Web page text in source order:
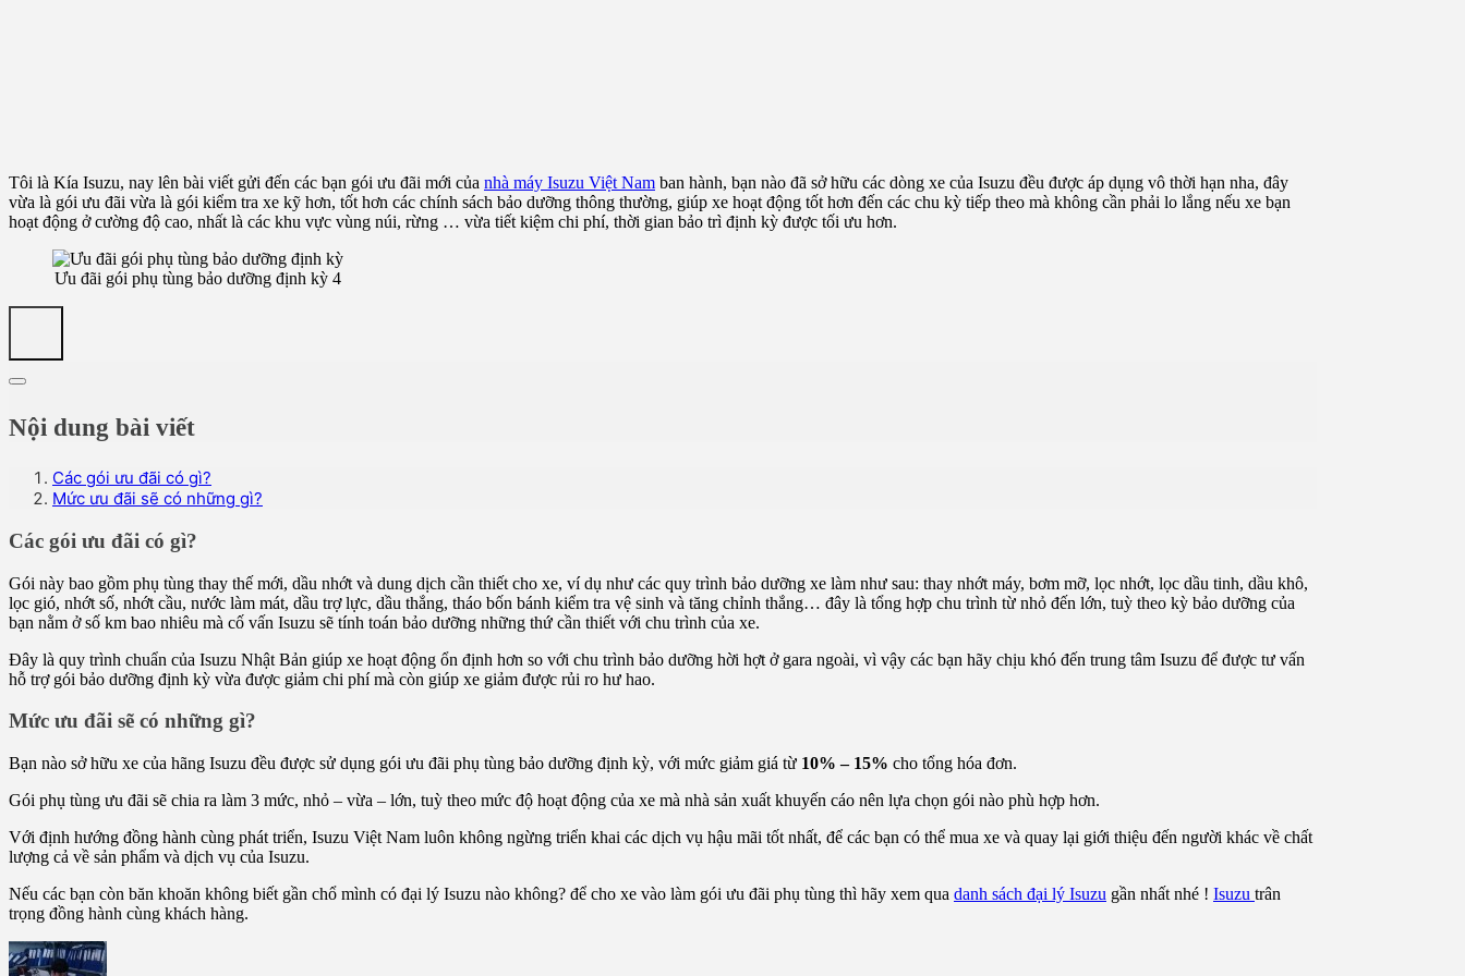
Tôi là Kía Isuzu, nay lên bài viết gửi đến các bạn gói ưu đãi mới của nhà máy Isuzu Việt Nam ban hành, bạn nào đã sở hữu các dòng xe của Isuzu đều được áp dụng vô thời hạn nha, đây
vừa là gói ưu đãi vừa là gói kiểm tra xe kỹ hơn, tốt hơn các chính sách bảo dưỡng thông thường, giúp xe hoạt động tốt hơn đến các chu kỳ tiếp theo mà không cần phải lo lắng nếu xe bạn
hoạt động ở cường độ cao, nhất là các khu vực vùng núi, rừng … vừa tiết kiệm chi phí, thời gian bảo trì định kỳ được tối ưu hơn.
Ưu đãi gói phụ tùng bảo dưỡng định kỳ 4
Nội dung bài viết
Các gói ưu đãi có gì?
Mức ưu đãi sẽ có những gì?
Các gói ưu đãi có gì?
Gói này bao gồm phụ tùng thay thế mới, dầu nhớt và dung dịch cần thiết cho xe, ví dụ như các quy trình bảo dưỡng xe làm như sau: thay nhớt máy, bơm mỡ, lọc nhớt, lọc dầu tinh, dầu khô,
lọc gió, nhớt số, nhớt cầu, nước làm mát, dầu trợ lực, dầu thắng, tháo bốn bánh kiểm tra vệ sinh và tăng chỉnh thắng… đây là tổng hợp chu trình từ nhỏ đến lớn, tuỳ theo kỳ bảo dưỡng của
bạn nằm ở số km bao nhiêu mà cố vấn Isuzu sẽ tính toán bảo dưỡng những thứ cần thiết với chu trình của xe.
Đây là quy trình chuẩn của Isuzu Nhật Bản giúp xe hoạt động ổn định hơn so với chu trình bảo dưỡng hời hợt ở gara ngoài, vì vậy các bạn hãy chịu khó đến trung tâm Isuzu để được tư vấn
hỗ trợ gói bảo dưỡng định kỳ vừa được giảm chi phí mà còn giúp xe giảm được rủi ro hư hao.
Mức ưu đãi sẽ có những gì?
Bạn nào sở hữu xe của hãng Isuzu đều được sử dụng gói ưu đãi phụ tùng bảo dưỡng định kỳ, với mức giảm giá từ 10% – 15% cho tổng hóa đơn.
Gói phụ tùng ưu đãi sẽ chia ra làm 3 mức, nhỏ – vừa – lớn, tuỳ theo mức độ hoạt động của xe mà nhà sản xuất khuyến cáo nên lựa chọn gói nào phù hợp hơn.
Với định hướng đồng hành cùng phát triển, Isuzu Việt Nam luôn không ngừng triển khai các dịch vụ hậu mãi tốt nhất, để các bạn có thể mua xe và quay lại giới thiệu đến người khác về chất
lượng cả về sản phẩm và dịch vụ của Isuzu.
Nếu các bạn còn băn khoăn không biết gần chổ mình có đại lý Isuzu nào không? để cho xe vào làm gói ưu đãi phụ tùng thì hãy xem qua danh sách đại lý Isuzu gần nhất nhé ! Isuzu trân
trọng đồng hành cùng khách hàng.